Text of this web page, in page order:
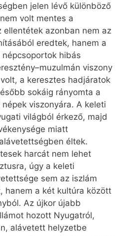
jelen lévő különböző
volt mentes a
ellentétek azonban nem az
eredtek, hanem a
hibás
viszony
a keresztes hadjáratok
sokáig rányomta a
viszonyára. A keleti
világból érkező, majd
miatt
éltek.
harcát nem lehet
úgy a keleti
sem az iszlám
hanem a két kultúra között
Az újkor újabb
hozott Nyugatról,
alávetett helyzetbe